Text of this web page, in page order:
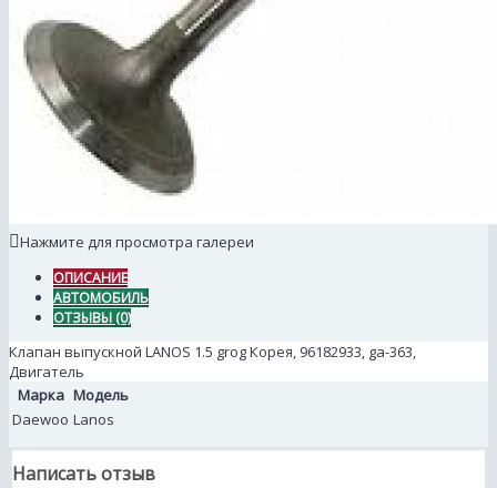
Нажмите для просмотра галереи
ОПИСАНИЕ
АВТОМОБИЛЬ
ОТЗЫВЫ (0)
Клапан выпускной LANOS 1.5 grog Корея, 96182933, ga-363,
Двигатель
Марка Модель
Daewoo Lanos
Написать отзыв